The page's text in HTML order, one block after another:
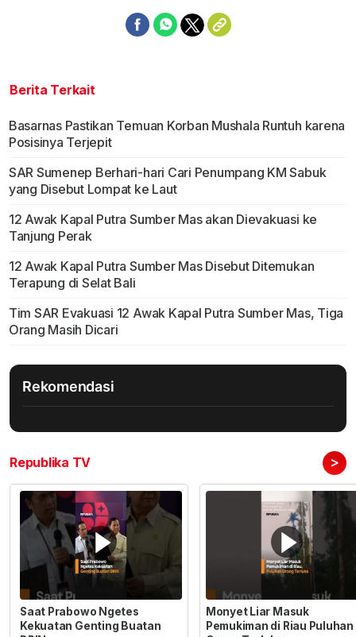
Berita Terkait
Basarnas Pastikan Temuan Korban Mushala Runtuh karena
Posisinya Terjepit
SAR Sumenep Berhari-hari Cari Penumpang KM Sabuk
yang Disebut Lompat ke Laut
12 Awak Kapal Putra Sumber Mas akan Dievakuasi ke
Tanjung Perak
12 Awak Kapal Putra Sumber Mas Disebut Ditemukan
Terapung di Selat Bali
Tim SAR Evakuasi 12 Awak Kapal Putra Sumber Mas, Tiga
Orang Masih Dicari
Rekomendasi
Republika TV >
Saat Prabowo Ngetes
Kekuatan Genting Buatan
Monyet Liar Masuk
Pemukiman di Riau Puluhan